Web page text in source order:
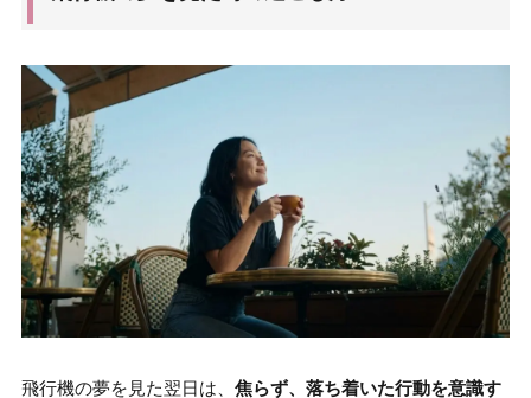
飛行機の夢を見た翌日は、 焦らず、落ち着いた行動を意識す